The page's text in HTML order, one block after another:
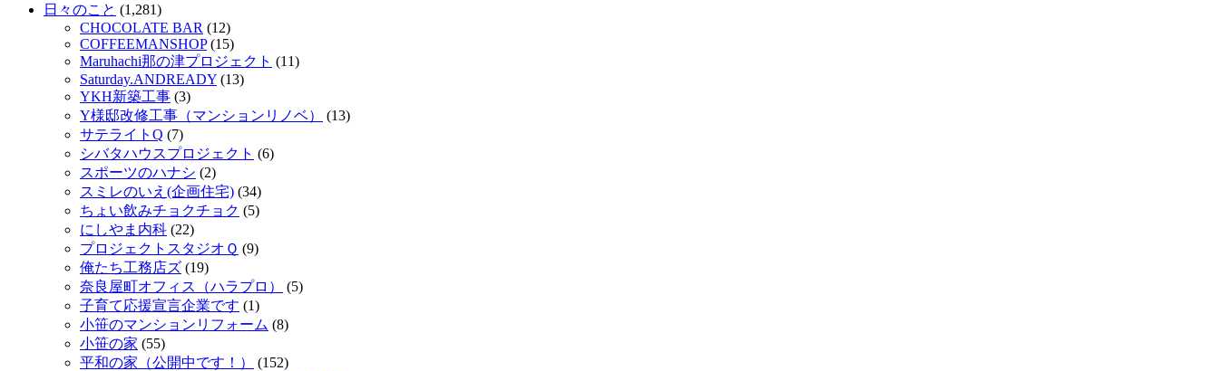
日々のこと (1,281)
CHOCOLATE BAR (12)
COFFEEMANSHOP(15)
Maruhachi那の津プロジェクト (11)
Saturday.ANDREADY (13)
YKH新築工事 (3)
Y様邸改修工事（マンションリノベ）
(13)
サテライトQ (7)
シバタハウスプロジェクト (6)
スポーツのハナシ (2)
スミレのいえ(企画住宅) (34)
ちょい飲みチョクチョク (5)
にしやま内科 (22)
プロジェクトスタジオＱ (9)
俺たち工務店ズ (19)
奈良屋町オフィス（ハラプロ）
(5)
子育て応援宣言企業です (1)
小笹のマンションリフォーム (8)
小笹の家 (55)
平和の家（公開中です！）
(152)